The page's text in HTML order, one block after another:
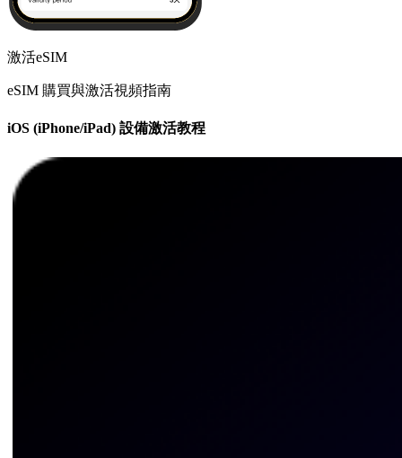
激活eSIM
eSIM 購買與激活視頻指南
iOS (iPhone/iPad) 設備激活教程